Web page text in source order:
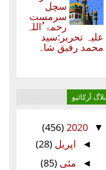
سچل
سرمست
رحمۃ ُاللہ
علیہ تحریر:سید
محمد رفیق شاہ
بلاگ آرکائیو
▼
2020
(456)
◄ اپریل (28)
◄ مئی (85)